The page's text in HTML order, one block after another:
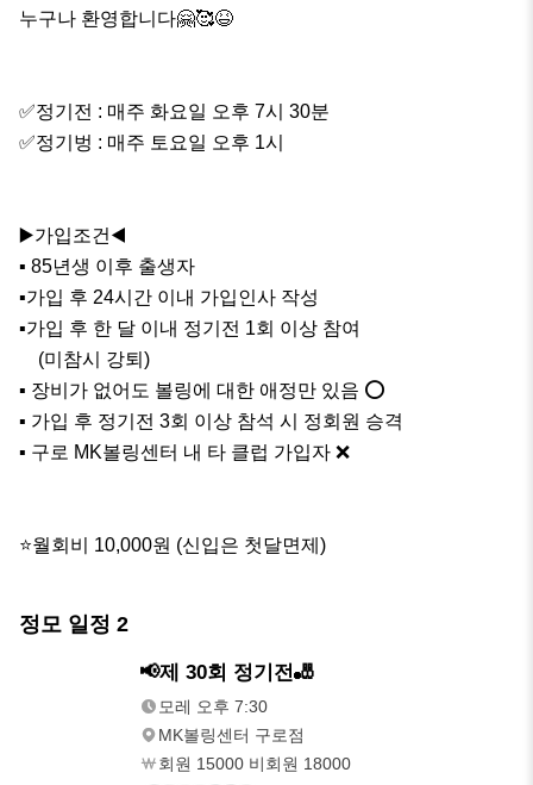
누구나 환영합니다🤗🥰😆
✅️정기전 : 매주 화요일 오후 7시 30분
✅️정기벙 : 매주 토요일 오후 1시
▶️가입조건◀️
▪️ 85년생 이후 출생자
▪️가입 후 24시간 이내 가입인사 작성
▪️가입 후 한 달 이내 정기전 1회 이상 참여
▪️ 장비가 없어도 볼링에 대한 애정만 있음 ⭕️
▪️ 가입 후 정기전 3회 이상 참석 시 정회원 승격
▪️ 구로 MK볼링센터 내 타 클럽 가입자 ❌️
⭐️월회비 10,000원 (신입은 첫달면제)
정모 일정 2
📢제 30회 정기전🎳
모레 오후 7:30
MK볼링센터 구로점
회원 15000 비회원 18000